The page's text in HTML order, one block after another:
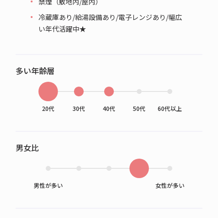
冷蔵庫あり/給湯設備あり/電子レンジあり/幅広
い年代活躍中★
多い年齢層
20代 30代 40代 50代 60代以上
男女比
男性が多い 女性が多い